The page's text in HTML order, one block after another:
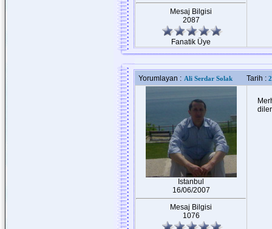
Mesaj Bilgisi
2087
Fanatik Üye
Yorumlayan : Ali Serdar Solak Tarih :
Istanbul
16/06/2007
Mesaj Bilgisi
1076